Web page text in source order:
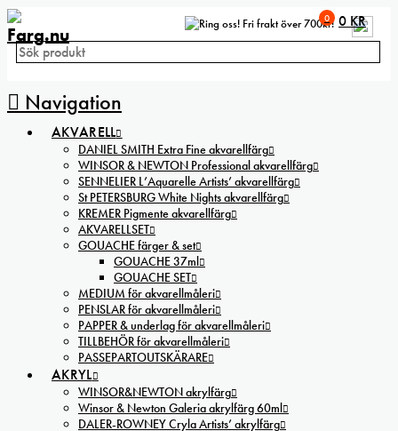
Fri frakt över 700kr!
Navigation
0 0 KR
AKVARELL
DANIEL SMITH Extra Fine akvarellfärg
WINSOR & NEWTON Professional akvarellfärg
SENNELIER L’Aquarelle Artists’ akvarellfärg
St PETERSBURG White Nights akvarellfärg
KREMER Pigmente akvarellfärg
AKVARELLSET
GOUACHE färger & set
GOUACHE 37ml
GOUACHE SET
MEDIUM för akvarellmåleri
PENSLAR för akvarellmåleri
PAPPER & underlag för akvarellmåleri
TILLBEHÖR för akvarellmåleri
PASSEPARTOUTSKÄRARE
AKRYL
WINSOR&NEWTON akrylfärg
Winsor & Newton Galeria akrylfärg 60ml
DALER-ROWNEY Cryla Artists’ akrylfärg